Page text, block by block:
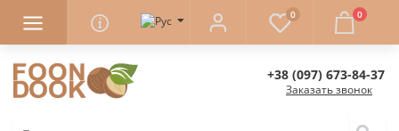
0 0
+38 (097) 673-84-37
Заказать звонок